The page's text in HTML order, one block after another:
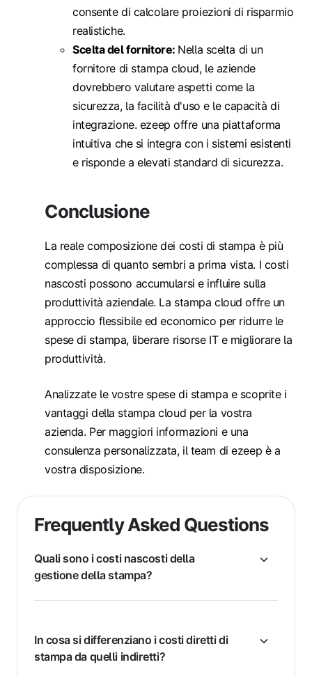
consente di calcolare proiezioni di risparmio
realistiche.
Scelta del fornitore: Nella scelta di un
fornitore di stampa cloud, le aziende
dovrebbero valutare aspetti come la
sicurezza, la facilità d'uso e le capacità di
integrazione. ezeep offre una piattaforma
intuitiva che si integra con i sistemi esistenti
e risponde a elevati standard di sicurezza.
Conclusione
La reale composizione dei costi di stampa è più
complessa di quanto sembri a prima vista. I costi
nascosti possono accumularsi e influire sulla
produttività aziendale. La stampa cloud offre un
approccio flessibile ed economico per ridurre le
spese di stampa, liberare risorse IT e migliorare la
produttività.
Analizzate le vostre spese di stampa e scoprite i
vantaggi della stampa cloud per la vostra
azienda. Per maggiori informazioni e una
consulenza personalizzata, il team di ezeep è a
vostra disposizione.
Frequently Asked Questions
Quali sono i costi nascosti della
gestione della stampa?
In cosa si differenziano i costi diretti di
stampa da quelli indiretti?